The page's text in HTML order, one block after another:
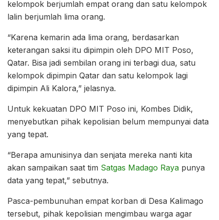
kelompok berjumlah empat orang dan satu kelompok
lalin berjumlah lima orang.
“Karena kemarin ada lima orang, berdasarkan
keterangan saksi itu dipimpin oleh DPO MIT Poso,
Qatar. Bisa jadi sembilan orang ini terbagi dua, satu
kelompok dipimpin Qatar dan satu kelompok lagi
dipimpin Ali Kalora,” jelasnya.
Untuk kekuatan DPO MIT Poso ini, Kombes Didik,
menyebutkan pihak kepolisian belum mempunyai data
yang tepat.
“Berapa amunisinya dan senjata mereka nanti kita
akan sampaikan saat tim Satgas Madago Raya punya
data yang tepat,” sebutnya.
Pasca-pembunuhan empat korban di Desa Kalimago
tersebut, pihak kepolisian mengimbau warga agar